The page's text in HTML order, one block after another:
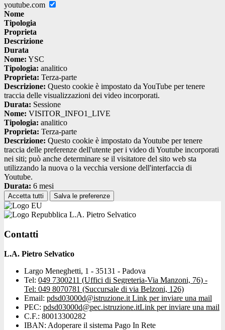
youtube.com
Nome
Tipologia
Proprieta
Descrizione
Durata
Nome: YSC
Tipologia: analitico
Proprieta: Terza-parte
Descrizione: Questo cookie è impostato da YouTube per tenere
traccia delle visualizzazioni dei video incorporati.
Durata: Sessione
Nome: VISITOR_INFO1_LIVE
Tipologia: analitico
Proprieta: Terza-parte
Descrizione: Questo cookie è impostato da Youtube per tenere
traccia delle preferenze dell'utente per i video di Youtube incorporati
nei siti; può anche determinare se il visitatore del sito web sta
utilizzando la nuova o la vecchia versione dell'interfaccia di
Youtube.
Durata: 6 mesi
Accetta tutti Salva le preferenze
L.A. Pietro Selvatico
Contatti
L.A. Pietro Selvatico
Largo Meneghetti, 1 - 35131 - Padova
Tel: 049 7300211 (Uffici di Segreteria-Via Manzoni, 76) -
Tel: 049 8070781 (Succursale di via Belzoni, 126)
Email: pdsd03000d@istruzione.it Link per inviare una mail
PEC: pdsd03000d@pec.istruzione.itLink per inviare una mail
C.F.: 80013300282
IBAN: Adoperare il sistema Pago In Rete